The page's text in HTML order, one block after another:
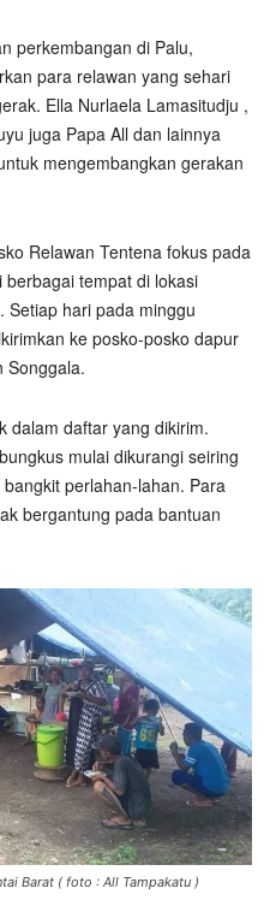
perkembangan di Palu,
para relawan yang sehari
Ella Nurlaela Lamasitudju ,
juga Papa All dan lainnya
mengembangkan gerakan
Relawan Tentena fokus pada
tempat di lokasi
Setiap hari pada minggu
ke posko-posko dapur
Songgala.
dalam daftar yang dikirim.
mulai dikurangi seiring
perlahan-lahan. Para
bergantung pada bantuan
Barat ( foto : All Tampakatu )